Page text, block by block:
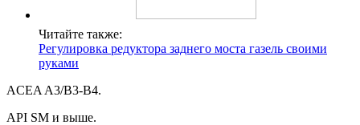
Читайте также:
Регулировка редуктора заднего моста газель своими
руками
ACEA A3/B3-В4.
API SM и выше.